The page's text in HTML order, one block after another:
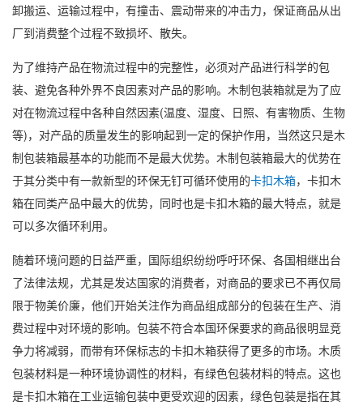
卸搬运、运输过程中，有撞击、震动带来的冲击力，保证商品从出
厂到消费整个过程不致损坏、散失。
为了维持产品在物流过程中的完整性，必须对产品进行科学的包
装、避免各种外界不良因素对产品的影响。木制包装箱就是为了应
对在物流过程中各种自然因素(温度、湿度、日照、有害物质、生物
等)，对产品的质量发生的影响起到一定的保护作用，当然这只是木
制包装箱最基本的功能而不是最大优势。木制包装箱最大的优势在
于其分类中有一款新型的环保无钉可循环使用的卡扣木箱，卡扣木
箱在同类产品中最大的优势，同时也是卡扣木箱的最大特点，就是
可以多次循环利用。
随着环境问题的日益严重，国际组织纷纷呼吁环保、各国相继出台
了法律法规，尤其是发达国家的消费者，对商品的要求已不再仅局
限于物美价廉，他们开始关注作为商品组成部分的包装在生产、消
费过程中对环境的影响。包装不符合本国环保要求的商品很明显竞
争力将减弱，而带有环保标志的卡扣木箱获得了更多的市场。木质
包装材料是一种环境协调性的材料，有绿色包装材料的特点。这也
是卡扣木箱在工业运输包装中更受欢迎的因素，绿色包装是指在其